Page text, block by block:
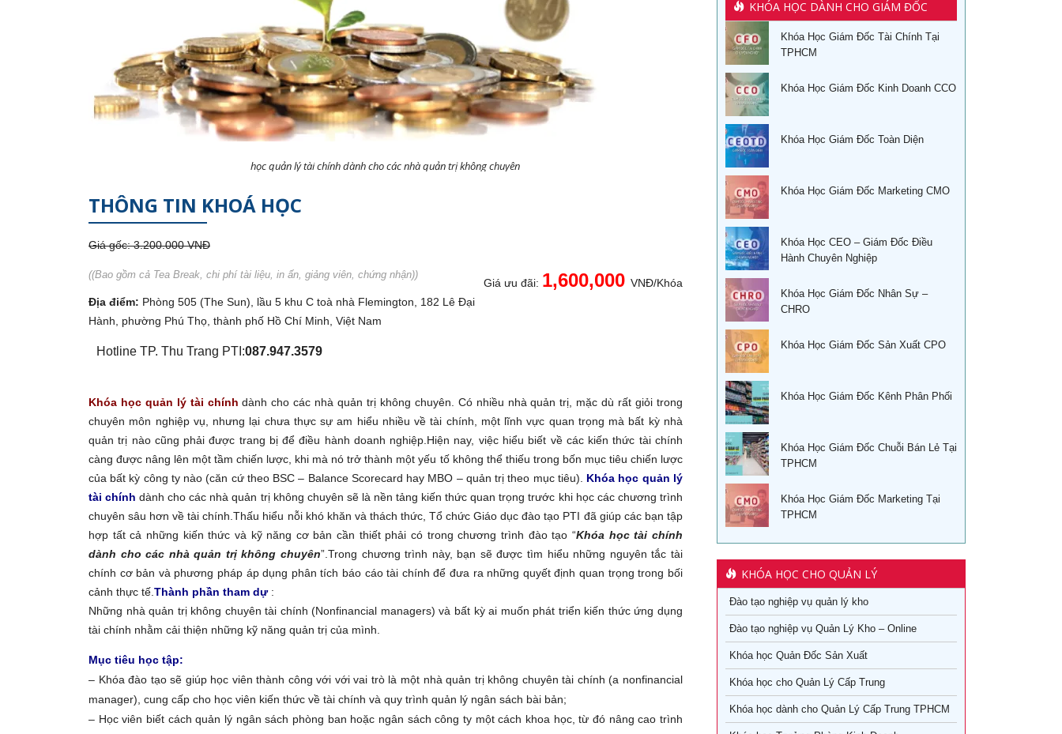
học quản lý tài chính dành cho các nhà quản trị không chuyên
THÔNG TIN KHOÁ HỌC
Giá gốc: 3.200.000 VNĐ
Giá ưu đãi: 1,600,000 VNĐ/Khóa
((Bao gồm cả Tea Break, chi phí tài liệu, in ấn, giảng viên, chứng nhận))
Địa điểm: Phòng 505 (The Sun), lầu 5 khu C toà nhà Flemington, 182 Lê Đại
Hành, phường Phú Thọ, thành phố Hồ Chí Minh, Việt Nam
Hotline TP. Thu Trang PTI:087.947.3579
Khóa học quản lý tài chính dành cho các nhà quản trị không chuyên. Có nhiều nhà quản trị, mặc dù rất giỏi trong
chuyên môn nghiệp vụ, nhưng lại chưa thực sự am hiểu nhiều về tài chính, một lĩnh vực quan trọng mà bất kỳ nhà
quản trị nào cũng phải được trang bị để điều hành doanh nghiệp.Hiện nay, việc hiểu biết về các kiến thức tài chính
càng được nâng lên một tầm chiến lược, khi mà nó trở thành một yếu tố không thể thiếu trong bốn mục tiêu chiến lược
của bất kỳ công ty nào (căn cứ theo BSC – Balance Scorecard hay MBO – quản trị theo mục tiêu). Khóa học quản lý
tài chính dành cho các nhà quản trị không chuyên sẽ là nền tảng kiến thức quan trọng trước khi học các chương trình
chuyên sâu hơn về tài chính.Thấu hiểu nỗi khó khăn và thách thức, Tổ chức Giáo dục đào tạo PTI đã giúp các bạn tập
hợp tất cả những kiến thức và kỹ năng cơ bản cần thiết phải có trong chương trình đào tạo “Khóa học tài chính
dành cho các nhà quản trị không chuyên”.Trong chương trình này, bạn sẽ được tìm hiểu những nguyên tắc tài
chính cơ bản và phương pháp áp dụng phân tích báo cáo tài chính để đưa ra những quyết định quan trọng trong bối
cảnh thực tế. Thành phần tham dự :
Những nhà quản trị không chuyên tài chính (Nonfinancial managers) và bất kỳ ai muốn phát triển kiến thức ứng dụng
tài chính nhằm cải thiện những kỹ năng quản trị của mình.
Mục tiêu học tập:
– Khóa đào tạo sẽ giúp học viên thành công với với vai trò là một nhà quản trị không chuyên tài chính (a nonfinancial
manager), cung cấp cho học viên kiến thức về tài chính và quy trình quản lý ngân sách bài bản;
– Học viên biết cách quản lý ngân sách phòng ban hoặc ngân sách công ty một cách khoa học, từ đó nâng cao trình
KHÓA HỌC DÀNH CHO GIÁM ĐỐC
Khóa Học Giám Đốc Tài Chính Tại
TPHCM
Khóa Học Giám Đốc Kinh Doanh CCO
Khóa Học Giám Đốc Toàn Diện
Khóa Học Giám Đốc Marketing CMO
Khóa Học CEO – Giám Đốc Điều
Hành Chuyên Nghiệp
Khóa Học Giám Đốc Nhân Sự –
CHRO
Khóa Học Giám Đốc Sản Xuất CPO
Khóa Học Giám Đốc Kênh Phân Phối
Khóa Học Giám Đốc Chuỗi Bán Lẻ Tại
TPHCM
Khóa Học Giám Đốc Marketing Tại
TPHCM
KHÓA HỌC CHO QUẢN LÝ
Đào tạo nghiệp vụ quản lý kho
Đào tạo nghiệp vụ Quản Lý Kho – Online
Khóa học Quản Đốc Sản Xuất
Khóa học cho Quản Lý Cấp Trung
Khóa học dành cho Quản Lý Cấp Trung TPHCM